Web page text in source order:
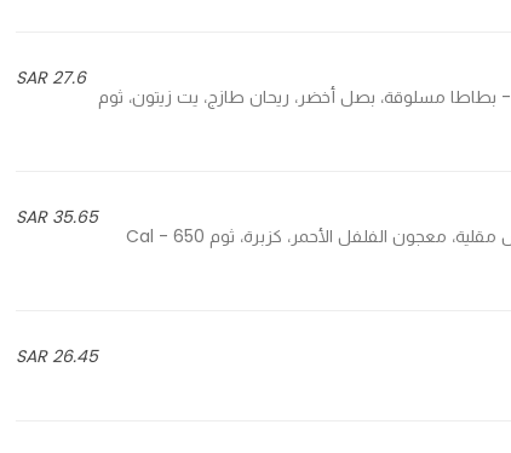
27.6 SAR
Boiled potato, green onion, fresh basil, olive oil, grilled garlic - بطاطا مسلوقة، بصل أخضر، ريحان طازج، يت زيتون، ثوم
35.65 SAR
Fried diced potato, red chili paste, coriander, garlic - بطاطس مقلية، معجون الفلفل الأحمر، كزبرة، ثوم 650 Cal -
26.45 SAR